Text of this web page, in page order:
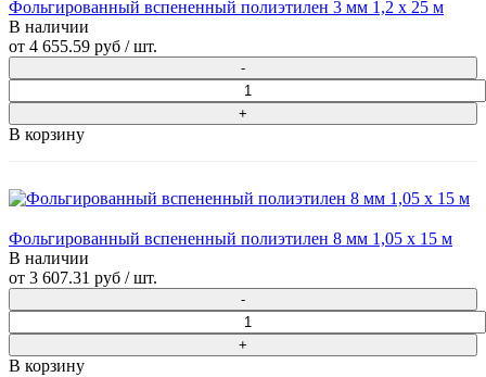
Фольгированный вспененный полиэтилен 3 мм 1,2 х 25 м
В наличии
от 4 655.59 руб / шт.
В корзину
Фольгированный вспененный полиэтилен 8 мм 1,05 х 15 м
В наличии
от 3 607.31 руб / шт.
В корзину